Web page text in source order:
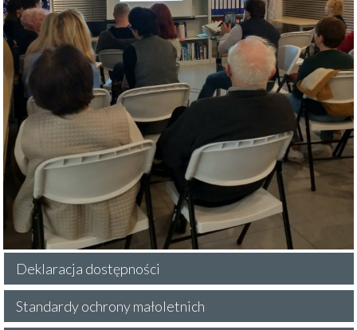
Deklaracja dostępności
Standardy ochrony małoletnich